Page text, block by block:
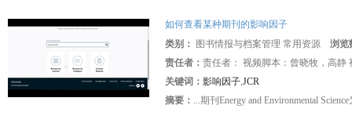
如何查看某种期刊的影响因子
类别：
图书情报与档案管理 常用资源 浏览
责任者： 责任者： 视频脚本：曾晓牧，高静
关键词： 影响因子,JCR
摘要： ...期刊Energy and Environmental